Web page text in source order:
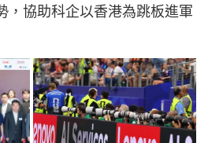
，協助科企以香港為跳板進軍